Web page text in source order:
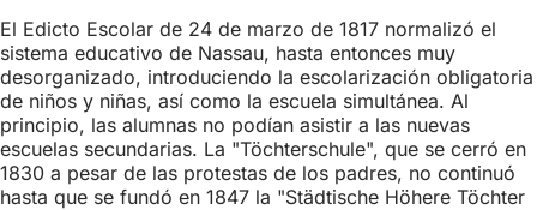
El Edicto Escolar de 24 de marzo de 1817 normalizó el
sistema educativo de Nassau, hasta entonces muy
desorganizado, introduciendo la escolarización obligatoria
de niños y niñas, así como la escuela simultánea. Al
principio, las alumnas no podían asistir a las nuevas
escuelas secundarias. La "Töchterschule", que se cerró en
1830 a pesar de las protestas de los padres, no continuó
hasta que se fundó en 1847 la "Städtische Höhere Töchter